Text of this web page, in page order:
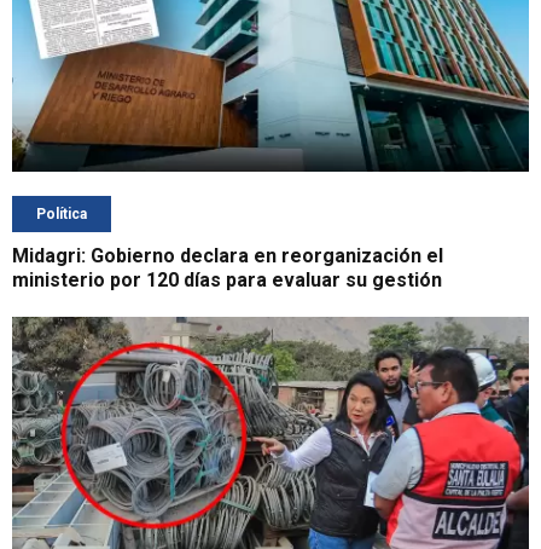
Política
Midagri: Gobierno declara en reorganización el
ministerio por 120 días para evaluar su gestión